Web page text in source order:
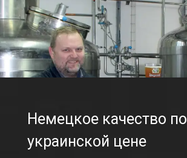
Немецкое качество по
украинской цене